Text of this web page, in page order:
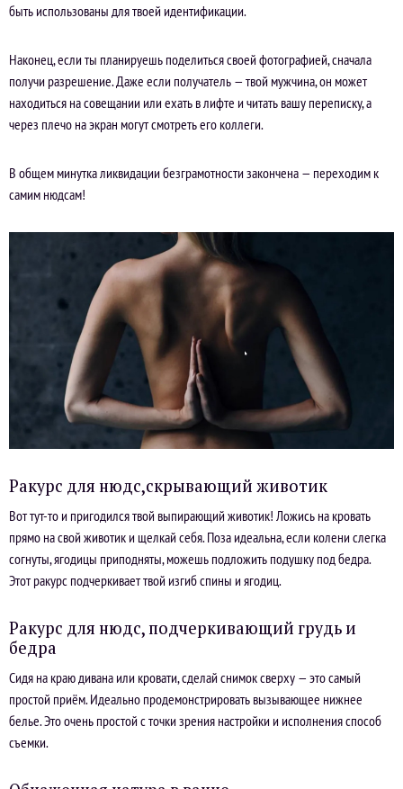
быть использованы для твоей идентификации.
Наконец, если ты планируешь поделиться своей фотографией, сначала
получи разрешение. Даже если получатель — твой мужчина, он может
находиться на совещании или ехать в лифте и читать вашу переписку, а
через плечо на экран могут смотреть его коллеги.
В общем минутка ликвидации безграмотности закончена — переходим к
самим нюдсам!
Ракурс для нюдс,скрывающий животик
Вот тут-то и пригодился твой выпирающий животик! Ложись на кровать
прямо на свой животик и щелкай себя. Поза идеальна, если колени слегка
согнуты, ягодицы приподняты, можешь подложить подушку под бедра.
Этот ракурс подчеркивает твой изгиб спины и ягодиц.
Ракурс для нюдс, подчеркивающий грудь и
бедра
Сидя на краю дивана или кровати, сделай снимок сверху — это самый
простой приём. Идеально продемонстрировать вызывающее нижнее
белье. Это очень простой с точки зрения настройки и исполнения способ
съемки.